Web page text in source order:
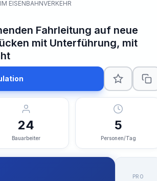
EISENBAHNVERKEHR
Fahrleitung auf neue
mit Unterführung, mit
24
Bauarbeiter
5
Personen/Tag
PRO